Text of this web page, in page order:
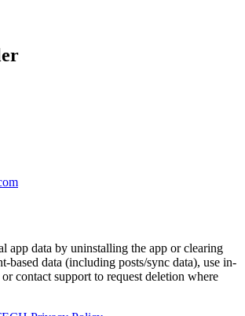
app data by uninstalling the app or clearing
based data (including posts/sync data), use in-
contact support to request deletion where